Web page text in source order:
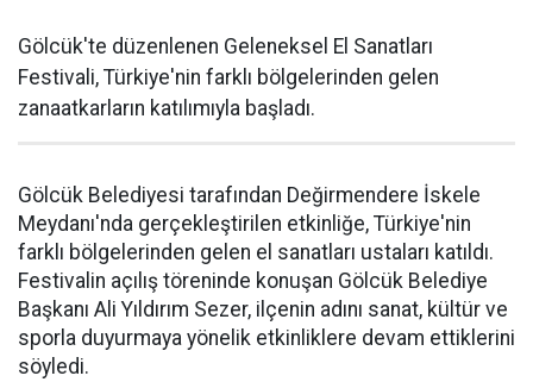
Gölcük'te düzenlenen Geleneksel El Sanatları
Festivali, Türkiye'nin farklı bölgelerinden gelen
zanaatkarların katılımıyla başladı.
Gölcük Belediyesi tarafından Değirmendere İskele
Meydanı'nda gerçekleştirilen etkinliğe, Türkiye'nin
farklı bölgelerinden gelen el sanatları ustaları katıldı.
Festivalin açılış töreninde konuşan Gölcük Belediye
Başkanı Ali Yıldırım Sezer, ilçenin adını sanat, kültür ve
sporla duyurmaya yönelik etkinliklere devam ettiklerini
söyledi.